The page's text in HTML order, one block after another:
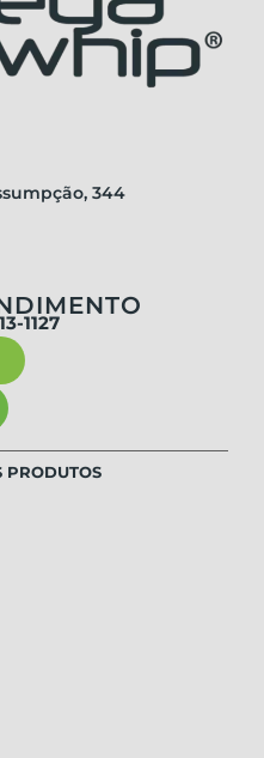
344
1127
PRODUTOS